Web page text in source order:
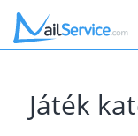
Játék